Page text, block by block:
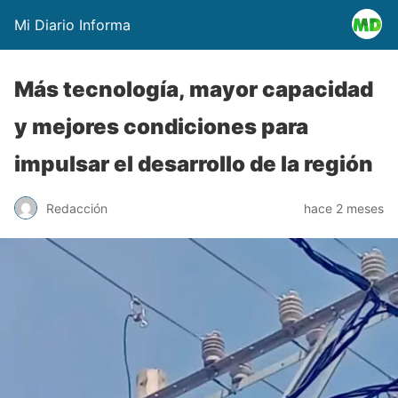
Mi Diario Informa
Más tecnología, mayor capacidad
y mejores condiciones para
impulsar el desarrollo de la región
Redacción hace 2 meses